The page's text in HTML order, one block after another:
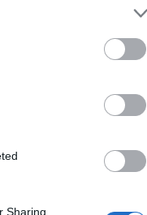
Sharing